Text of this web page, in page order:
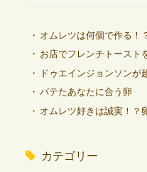
オムレツは何個で作る！
お店でフレンチトースト
ドゥエインジョンソンが
バテたあなたに合う卵
オムレツ好きは誠実！？
カテゴリー